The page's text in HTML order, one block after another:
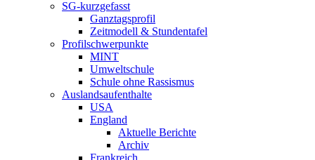
SG-kurzgefasst
Ganztagsprofil
Zeitmodell & Stundentafel
Profilschwerpunkte
MINT
Umweltschule
Schule ohne Rassismus
Auslandsaufenthalte
USA
England
Aktuelle Berichte
Archiv
Frankreich